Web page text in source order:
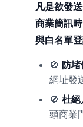
凡是欲發
商業簡訊
與白名單登
🚫 防堵
網址發
🚫 杜絕
頭商業